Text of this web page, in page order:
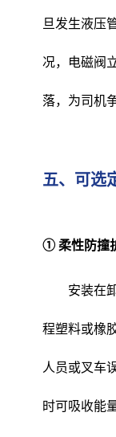
旦发生液压
况，电磁阀
落，为司机
五、可选
① 柔性防撞
安装在
程塑料或橡
人员或叉车
时可吸收能